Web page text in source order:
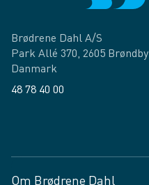
Brødrene Dahl A/S
Park Allé 370, 2605 Brøndby
Danmark
48 78 40 00
Om Brødrene Dahl